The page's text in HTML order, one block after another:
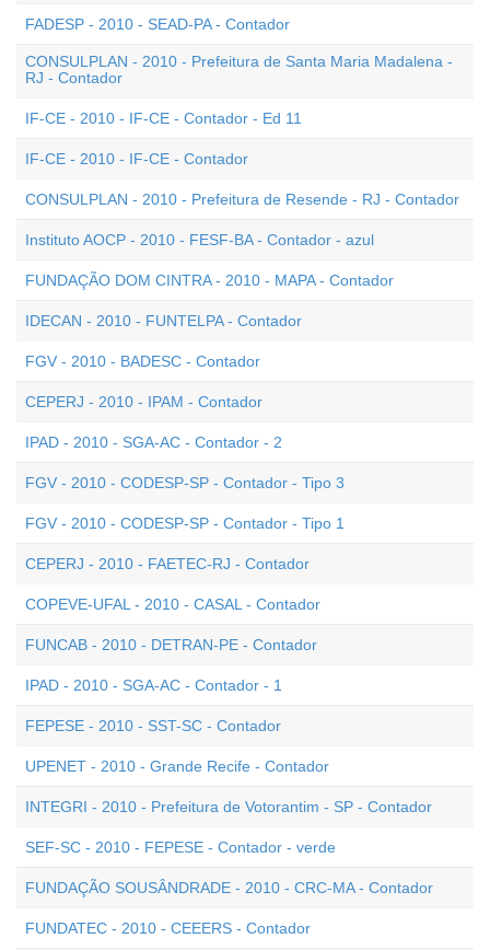
FADESP - 2010 - SEAD-PA - Contador
CONSULPLAN - 2010 - Prefeitura de Santa Maria Madalena -
RJ - Contador
IF-CE - 2010 - IF-CE - Contador - Ed 11
IF-CE - 2010 - IF-CE - Contador
CONSULPLAN - 2010 - Prefeitura de Resende - RJ - Contador
Instituto AOCP - 2010 - FESF-BA - Contador - azul
FUNDAÇÃO DOM CINTRA - 2010 - MAPA - Contador
IDECAN - 2010 - FUNTELPA - Contador
FGV - 2010 - BADESC - Contador
CEPERJ - 2010 - IPAM - Contador
IPAD - 2010 - SGA-AC - Contador - 2
FGV - 2010 - CODESP-SP - Contador - Tipo 3
FGV - 2010 - CODESP-SP - Contador - Tipo 1
CEPERJ - 2010 - FAETEC-RJ - Contador
COPEVE-UFAL - 2010 - CASAL - Contador
FUNCAB - 2010 - DETRAN-PE - Contador
IPAD - 2010 - SGA-AC - Contador - 1
FEPESE - 2010 - SST-SC - Contador
UPENET - 2010 - Grande Recife - Contador
INTEGRI - 2010 - Prefeitura de Votorantim - SP - Contador
SEF-SC - 2010 - FEPESE - Contador - verde
FUNDAÇÃO SOUSÂNDRADE - 2010 - CRC-MA - Contador
FUNDATEC - 2010 - CEEERS - Contador